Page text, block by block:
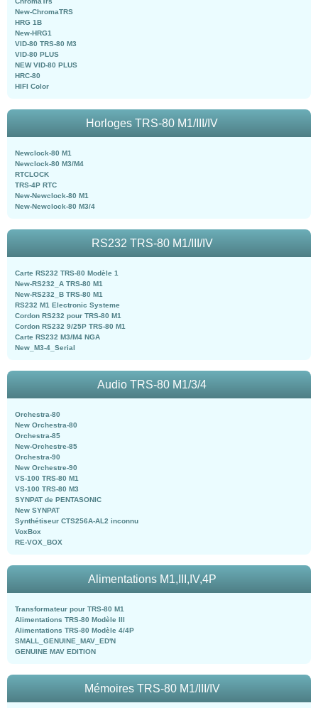
New-ChromaTRS
HRG 1B
New-HRG1
VID-80 TRS-80 M3
VID-80 PLUS
NEW VID-80 PLUS
HRC-80
HIFI Color
Horloges TRS-80 M1/III/IV
Newclock-80 M1
Newclock-80 M3/M4
RTCLOCK
TRS-4P RTC
New-Newclock-80 M1
New-Newclock-80 M3/4
RS232 TRS-80 M1/III/IV
Carte RS232 TRS-80 Modèle 1
New-RS232_A TRS-80 M1
New-RS232_B TRS-80 M1
RS232 M1 Electronic Systeme
Cordon RS232 pour TRS-80 M1
Cordon RS232 9/25P TRS-80 M1
Carte RS232 M3/M4 NGA
New_M3-4_Serial
Audio TRS-80 M1/3/4
Orchestra-80
New Orchestra-80
Orchestra-85
New-Orchestre-85
Orchestra-90
New Orchestre-90
VS-100 TRS-80 M1
VS-100 TRS-80 M3
SYNPAT de PENTASONIC
New SYNPAT
Synthétiseur CTS256A-AL2 inconnu
VoxBox
RE-VOX_BOX
Alimentations M1,III,IV,4P
Transformateur pour TRS-80 M1
Alimentations TRS-80 Modèle III
Alimentations TRS-80 Modèle 4/4P
SMALL_GENUINE_MAV_ED'N
GENUINE MAV EDITION
Mémoires TRS-80 M1/III/IV